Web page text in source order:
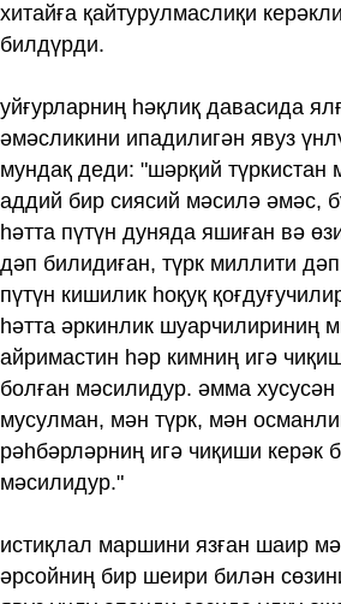
хитайға қайтурулмаслиқи
билдүрди.
уйғурларниң һәқлиқ давасида
әмәсликини ипадилигән явуз
мундақ деди: "шәрқий түркистан
аддий бир сиясий мәсилә әмәс,
һәтта пүтүн дуняда яшиған вә
дәп билидиған, түрк миллити дәп
пүтүн кишилик һоқуқ
һәтта әркинлик шуарчилириниң
айримастин һәр кимниң игә
болған мәсилидур. әмма хусусән
мусулман, мән түрк, мән
рәһбәрләрниң игә чиқиши керәк
мәсилидур."
истиқлал маршини язған шаир
әрсойниң бир шеири билән